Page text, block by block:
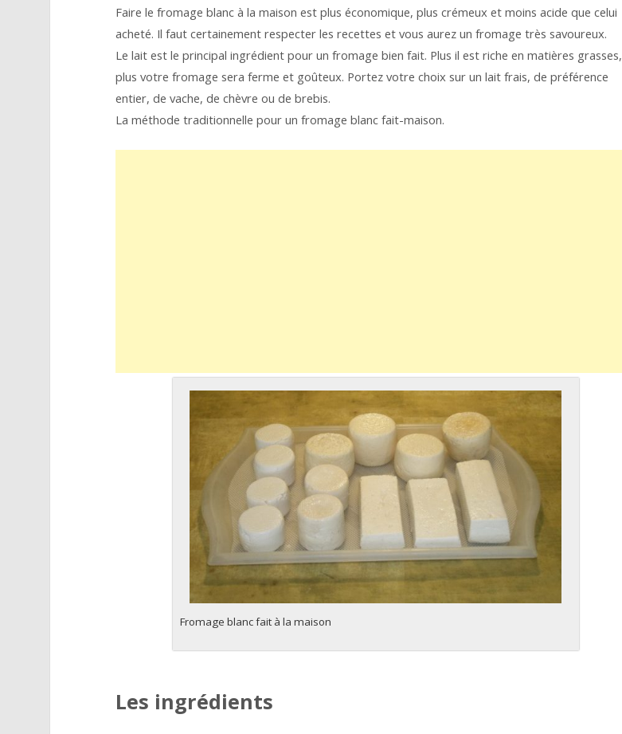
Faire le fromage blanc à la maison est plus économique, plus crémeux et moins acide que celui
acheté. Il faut certainement respecter les recettes et vous aurez un fromage très savoureux.
Le lait est le principal ingrédient pour un fromage bien fait. Plus il est riche en matières grasses,
plus votre fromage sera ferme et goûteux. Portez votre choix sur un lait frais, de préférence
entier, de vache, de chèvre ou de brebis.
La méthode traditionnelle pour un fromage blanc fait-maison.
Fromage blanc fait à la maison
Les ingrédients